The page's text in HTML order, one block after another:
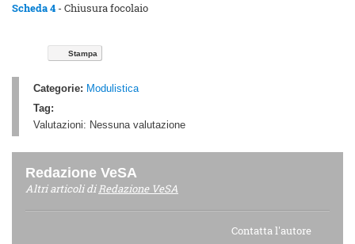
Scheda 4 - Chiusura focolaio
Stampa
Categorie: Modulistica
Tag:
Valutazioni: Nessuna valutazione
Redazione VeSA
Altri articoli diRedazione VeSA
Contatta l'autore